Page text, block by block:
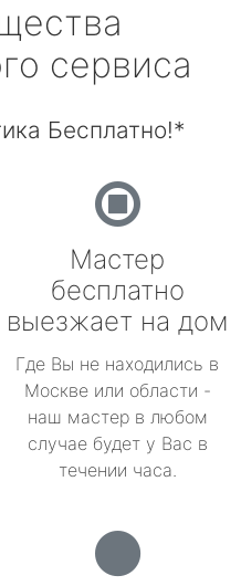
сервиса
Бесплатно!*
Мастер
бесплатно
выезжает на дом
Где Вы не находились в
Москве или области -
наш мастер в любом
случае будет у Вас в
течении часа.